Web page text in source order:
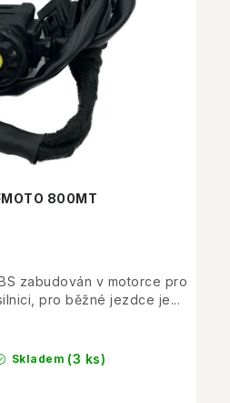
800MT
Skladem (3 ks)
zabudován v motorce pro
pro běžné jezdce je...